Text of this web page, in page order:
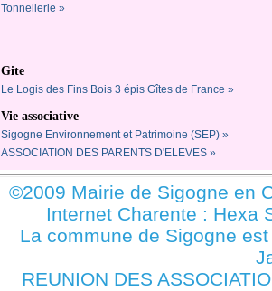
Tonnellerie »
Gite
Le Logis des Fins Bois 3 épis Gîtes de France »
Vie associative
Sigogne Environnement et Patrimoine (SEP) »
ASSOCIATION DES PARENTS D'ELEVES »
©2009 Mairie de Sigogne en
Internet Charente : Hexa
La commune de Sigogne
REUNION DES